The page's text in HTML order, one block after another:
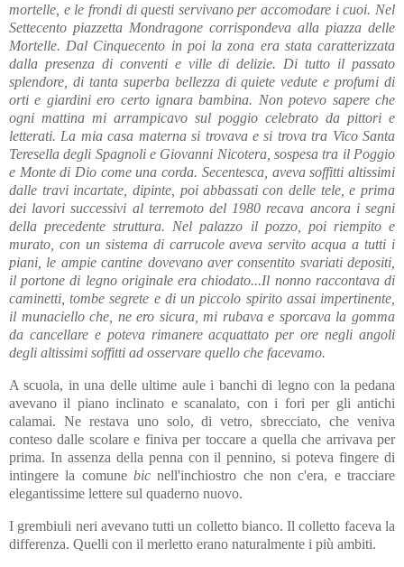
mortelle, e le frondi di questi servivano per accomodare i cuoi. Nel
Settecento piazzetta Mondragone corrispondeva alla piazza delle
Mortelle. Dal Cinquecento in poi la zona era stata caratterizzata
dalla presenza di conventi e ville di delizie. Di tutto il passato
splendore, di tanta superba bellezza di quiete vedute e profumi di
orti e giardini ero certo ignara bambina. Non potevo sapere che
ogni mattina mi arrampicavo sul poggio celebrato da pittori e
letterati. La mia casa materna si trovava e si trova tra Vico Santa
Teresella degli Spagnoli e Giovanni Nicotera, sospesa tra il Poggio
e Monte di Dio come una corda. Secentesca, aveva soffitti altissimi
dalle travi incartate, dipinte, poi abbassati con delle tele, e prima
dei lavori successivi al terremoto del 1980 recava ancora i segni
della precedente struttura. Nel palazzo il pozzo, poi riempito e
murato, con un sistema di carrucole aveva servito acqua a tutti i
piani, le ampie cantine dovevano aver consentito svariati depositi,
il portone di legno originale era chiodato...Il nonno raccontava di
caminetti, tombe segrete e di un piccolo spirito assai impertinente,
il munaciello che, ne ero sicura, mi rubava e sporcava la gomma
da cancellare e poteva rimanere acquattato per ore negli angoli
degli altissimi soffitti ad osservare quello che facevamo.
A scuola, in una delle ultime aule i banchi di legno con la pedana
avevano il piano inclinato e scanalato, con i fori per gli antichi
calamai. Ne restava uno solo, di vetro, sbrecciato, che veniva
conteso dalle scolare e finiva per toccare a quella che arrivava per
prima. In assenza della penna con il pennino, si poteva fingere di
intingere la comune bic nell'inchiostro che non c'era, e tracciare
elegantissime lettere sul quaderno nuovo.
I grembiuli neri avevano tutti un colletto bianco. Il colletto faceva la
differenza. Quelli con il merletto erano naturalmente i più ambiti.